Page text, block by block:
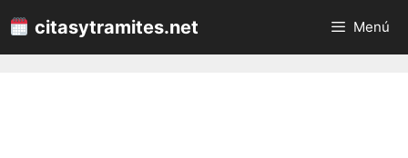
al
contenido
citasytramites.net Menú